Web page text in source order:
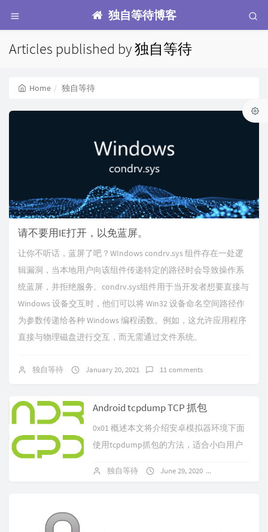
独自等待博客
Articles published by 独自等待
Home 独自等待
请不要用IE打开，以免蓝屏。
让你不听话，蓝屏了吧？WIndows condrv.sys 组件存在一处逻
辑漏洞，当本地用户向该组件传递特定的路径时会导致操作系
统蓝屏，并拒绝服务。condrv.sys组件用于当开发者想要直接与
Windows 设备交互时，他们可以将 Win32 设备命名空间路径作
为参数传递给各种 Windows 编程函数。例如，这允许应用程序
直接与物理磁盘进行交互，而无需通过文件系统。
独自等待 January 20, 2021 11 comments
Android tcpdump TCP 抓包
0x01 概述本文将介绍安卓模拟器环境下面
使用tcpdump抓包的方法，适合小白用户
独自等待 June 29, 2020